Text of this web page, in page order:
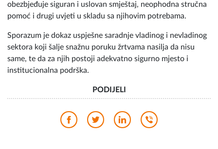
obezbjeđuje siguran i uslovan smještaj, neophodna stručna
pomoć i drugi uvjeti u skladu sa njihovim potrebama.
Sporazum je dokaz uspješne saradnje vladinog i nevladinog
sektora koji šalje snažnu poruku žrtvama nasilja da nisu
same, te da za njih postoji adekvatno sigurno mjesto i
institucionalna podrška.
PODIJELI